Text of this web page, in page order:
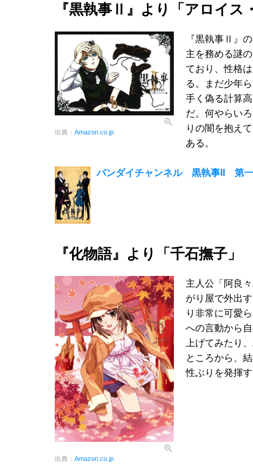
『黒執事Ⅱ』より「アロイス
出典： Amazon.co.jp
『黒執事Ⅱ』
主を務める謎
ており、性格
る。まだ少年
手く偽る計算
だ。何やらい
りの闇を抱え
ある。
バンダイチャンネル 黒執事II 第
『化物語』より「千石撫子」
出典： Amazon.co.jp
主人公「阿良
がり屋で外出
り非常に可愛
への言動から
上げてみたり
ところから、
性ぶりを発揮